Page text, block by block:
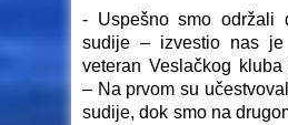
- Uspešno smo održali
sudije – izvestio nas je
veteran Veslačkog
– Na prvom su
sudije, dok smo na